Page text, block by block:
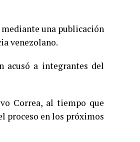
una publicación
venezolano.
acusó a integrantes del
Correa, al tiempo que
proceso en los próximos